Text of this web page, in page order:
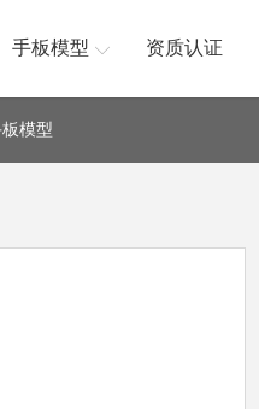
手板模型 资质认证
模型